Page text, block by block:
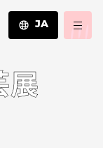
JA
EN
ZH
展